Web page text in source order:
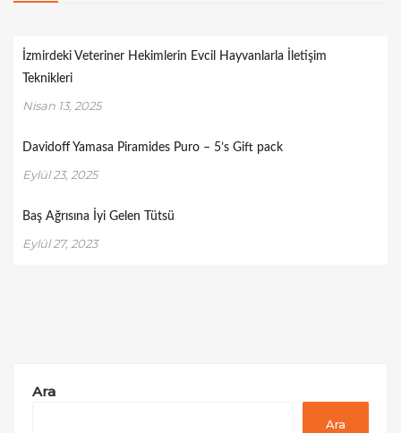
İzmirdeki Veteriner Hekimlerin Evcil Hayvanlarla İletişim
Teknikleri
Nisan 13, 2025
Davidoff Yamasa Piramides Puro – 5’s Gift pack
Eylül 23, 2025
Baş Ağrısına İyi Gelen Tütsü
Eylül 27, 2023
Ara
Ara